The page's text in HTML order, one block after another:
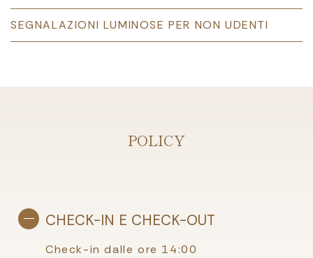
SEGNALAZIONI LUMINOSE PER NON UDENTI
POLICY
CHECK-IN E CHECK-OUT
Check-in dalle ore 14:00